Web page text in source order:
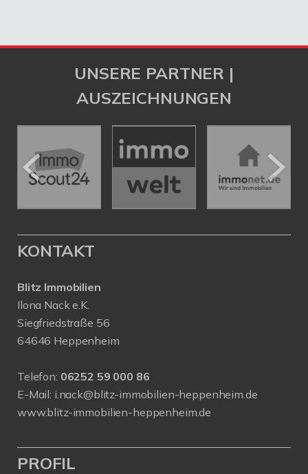
UNSERE PARTNER |
AUSZEICHNUNGEN
KONTAKT
Blitz Immobilien
Ilona Nack e.K.
Siegfriedstraße 56
64646 Heppenheim
Telefon: 06252 59 000 86
E-Mail: i.nack@blitz-immobilien-heppenheim.de
www.blitz-immobilien-heppenheim.de
PROFIL